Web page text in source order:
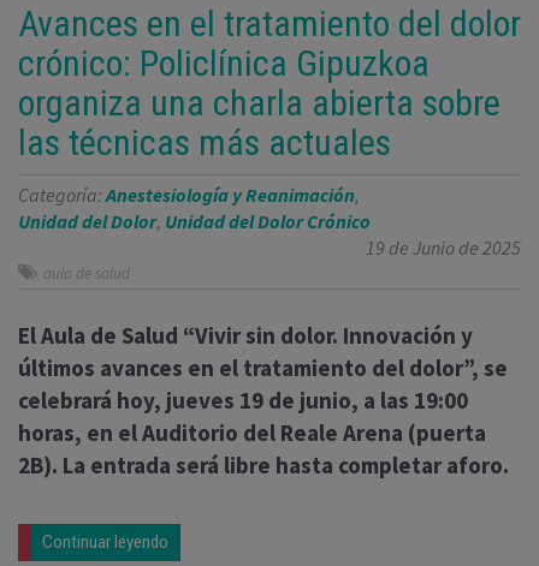
Avances en el tratamiento del dolor
crónico: Policlínica Gipuzkoa
organiza una charla abierta sobre
las técnicas más actuales
Categoría: Anestesiología y Reanimación,
Unidad del Dolor, Unidad del Dolor Crónico
19 de Junio de 2025
aula de salud
El Aula de Salud “Vivir sin dolor. Innovación y
últimos avances en el tratamiento del dolor”, se
celebrará hoy, jueves 19 de junio, a las 19:00
horas, en el Auditorio del Reale Arena (puerta
2B). La entrada será libre hasta completar aforo.
Continuar leyendo